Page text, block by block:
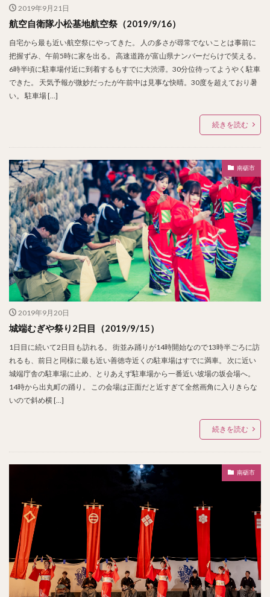
2019年9月21日
航空自衛隊小松基地航空祭（2019/9/16）
自宅から最も近い航空祭にやってきた。 人の多さが尋常でないことは事前に
把握ずみ、午前5時に家を出る。 高速道路が富山県ナンバーだらけで笑える。
6時半頃に駐車場付近に到着するもすでに大渋滞。30分位待ってようやく駐車
できた。 天気予報が微妙だったが午前中は見事な快晴。30度を超えており暑
い。 駐車場 […]
続きを読む
南砺市
2019年9月20日
城端むぎや祭り2日目（2019/9/15）
1日目に続いて2日目も訪れる。 街並み踊りが14時開始なので13時半ごろに訪
れるも、前日と同様に最も近い善徳寺近くの駐車場はすでに満車。 次に近い
城端庁舎の駐車場に止め、とりあえず駐車場から一番近い坡場の坂会場へ。
14時から出丸町の踊り。 この会場は正面だと近すぎて全然画角に入りきらな
いので斜め横 […]
続きを読む
南砺市